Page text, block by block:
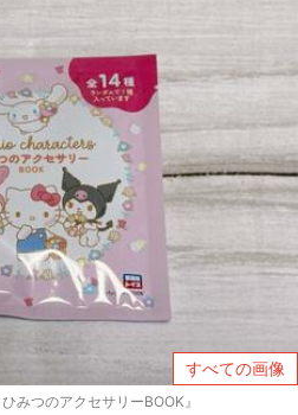
すべての画像
みつのアクセサリーBOOK』